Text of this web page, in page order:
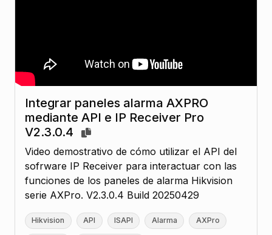
Integrar paneles alarma AXPRO
mediante API e IP Receiver Pro
V2.3.0.4
Video demostrativo de cómo utilizar el API del
sofrware IP Receiver para interactuar con las
funciones de los paneles de alarma Hikvision
serie AXPro. V2.3.0.4 Build 20250429
Hikvision API ISAPI Alarma AXPro